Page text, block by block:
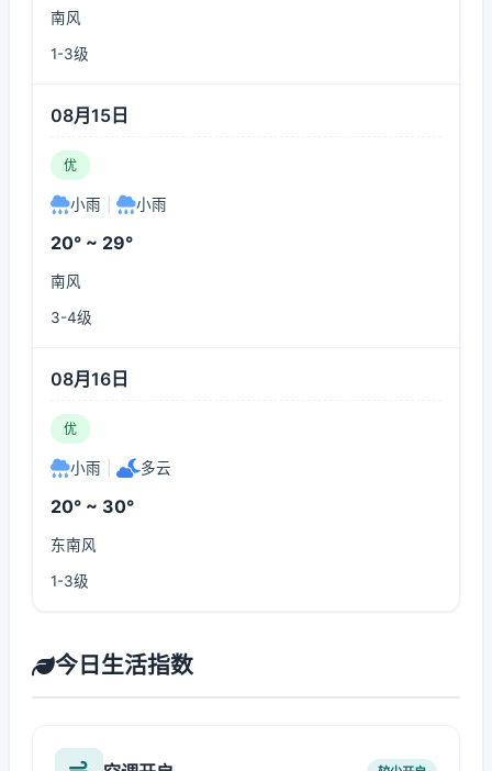
南风
1-3级
08月15日
优
小雨 小雨
20° ~ 29°
南风
3-4级
08月16日
优
小雨 多云
20° ~ 30°
东南风
1-3级
今日生活指数